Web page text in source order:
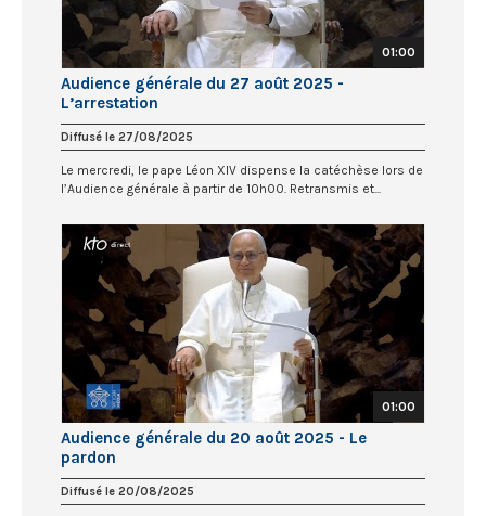
01:00
Audience générale du 27 août 2025 -
L’arrestation
Diffusé le 27/08/2025
Le mercredi, le pape Léon XIV dispense la catéchèse lors de
l’Audience générale à partir de 10h00. Retransmis et...
01:00
Audience générale du 20 août 2025 - Le
pardon
Diffusé le 20/08/2025